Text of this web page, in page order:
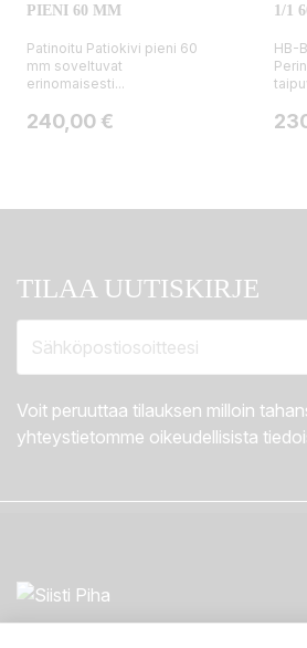
PIENI 60 MM
Patinoitu Patiokivi pieni 60
mm soveltuvat
erinomaisesti...
Hinta
240,00 €
1/1
HB-
TILAA UUTISKIRJE
Voit peruuttaa tilauksen milloin
yhteystietomme oikeudellisista